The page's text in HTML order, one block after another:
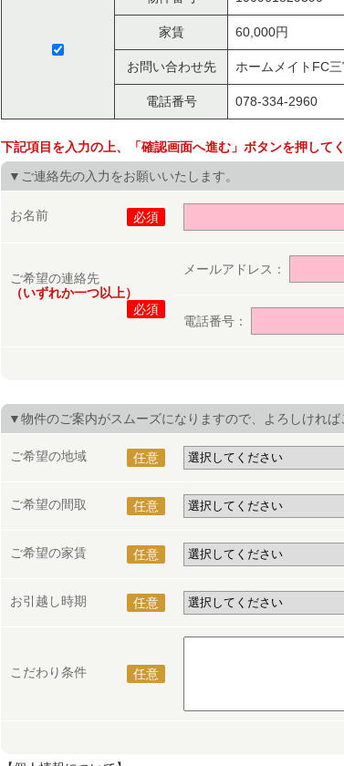
家賃 60,000円
お問い合わせ先 ホームメイトFC
電話番号 078-334-2960
下記項目を入力の上、「確認画面へ進む」ボタンを押して
▼ご連絡先の入力をお願いいたします。
お名前 必須
ご希望の連絡先
（いずれか一つ以上）
必須
メールアドレス：
電話番号：
▼物件のご案内がスムーズになりますので、よろしけれ
ご希望の地域 任意
ご希望の間取 任意
ご希望の家賃 任意
お引越し時期 任意
こだわり条件 任意